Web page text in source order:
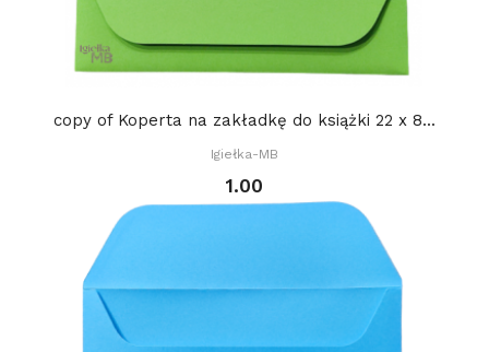
copy of Koperta na zakładkę do książki 22 x 8...
Igiełka-MB
1.00